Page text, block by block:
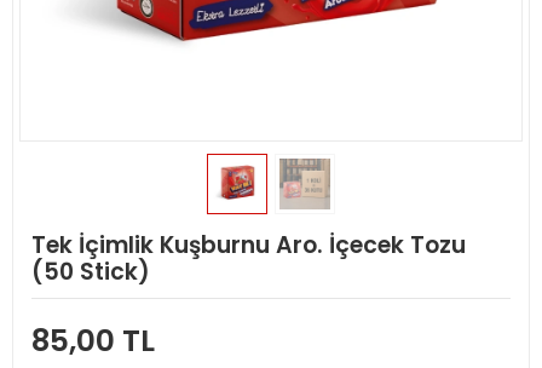
Tek İçimlik Kuşburnu Aro. İçecek Tozu
(50 Stick)
85,00 TL